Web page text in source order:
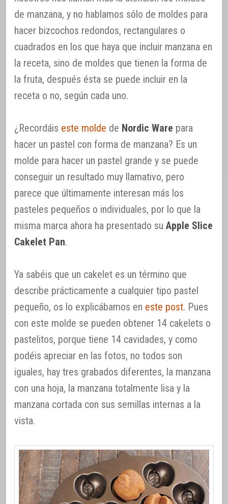
de manzana, y no hablamos sólo de moldes para
hacer bizcochos redondos, rectangulares o
cuadrados en los que haya que incluir manzana en
la receta, sino de moldes que tienen la forma de
la fruta, después ésta se puede incluir en la
receta o no, según cada uno.
¿Recordáis este molde de Nordic Ware para
hacer un pastel con forma de manzana? Es un
molde para hacer un pastel grande y se puede
conseguir un resultado muy llamativo, pero
parece que últimamente interesan más los
pasteles pequeños o individuales, por lo que la
misma marca ahora ha presentado su Apple Slice
Cakelet Pan.
Ya sabéis que un cakelet es un término que
describe prácticamente a cualquier tipo pastel
pequeño, os lo explicábamos en este post. Pues
con este molde se pueden obtener 14 cakelets o
pastelitos, porque tiene 14 cavidades, y como
podéis apreciar en las fotos, no todos son
iguales, hay tres grabados diferentes, la manzana
con una hoja, la manzana totalmente lisa y la
manzana cortada con sus semillas internas a la
vista.